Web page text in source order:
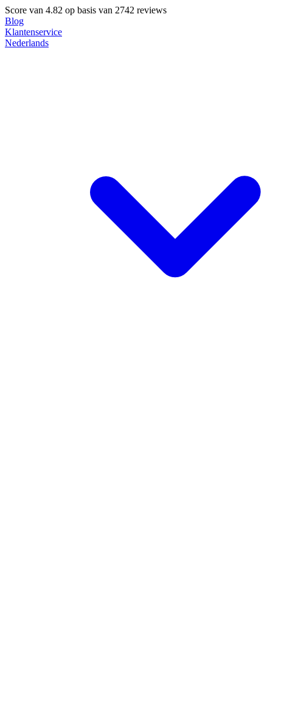
Score van 4.82 op basis van 2742 reviews
Blog
Klantenservice
Nederlands